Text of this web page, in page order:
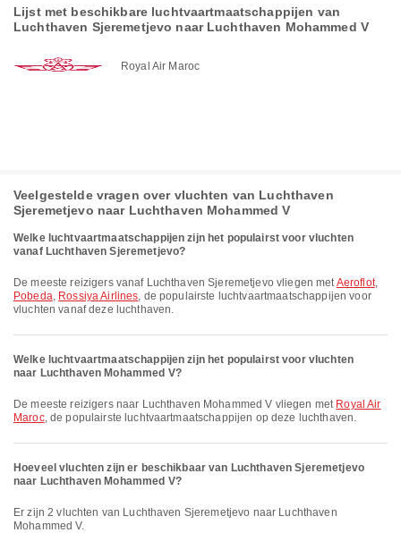
Lijst met beschikbare luchtvaartmaatschappijen van
Luchthaven Sjeremetjevo naar Luchthaven Mohammed V
Royal Air Maroc
Veelgestelde vragen over vluchten van Luchthaven
Sjeremetjevo naar Luchthaven Mohammed V
Welke luchtvaartmaatschappijen zijn het populairst voor vluchten
vanaf Luchthaven Sjeremetjevo?
De meeste reizigers vanaf Luchthaven Sjeremetjevo vliegen metAeroflot,
Pobeda, Rossiya Airlines, de populairste luchtvaartmaatschappijen voor
vluchten vanaf deze luchthaven.
Welke luchtvaartmaatschappijen zijn het populairst voor vluchten
naar Luchthaven Mohammed V?
De meeste reizigers naar Luchthaven Mohammed V vliegen met Royal Air
Maroc, de populairste luchtvaartmaatschappijen op deze luchthaven.
Hoeveel vluchten zijn er beschikbaar van Luchthaven Sjeremetjevo
naar Luchthaven Mohammed V?
Er zijn 2 vluchten van Luchthaven Sjeremetjevo naar Luchthaven
Mohammed V.